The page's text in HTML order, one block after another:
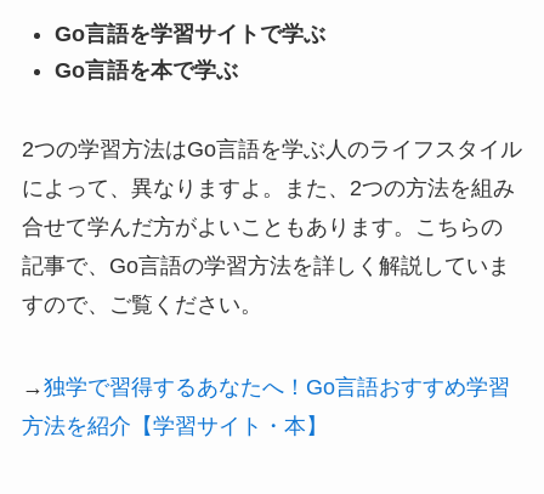
Go言語を学習サイトで学ぶ
Go言語を本で学ぶ
2つの学習方法はGo言語を学ぶ人のライフスタイル
によって、異なりますよ。また、2つの方法を組み
合せて学んだ方がよいこともあります。こちらの
記事で、Go言語の学習方法を詳しく解説していま
すので、ご覧ください。
→独学で習得するあなたへ！Go言語おすすめ学習
方法を紹介【学習サイト・本】